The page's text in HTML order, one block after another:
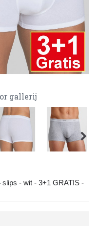
gallerij
- wit - 3+1 GRATIS -